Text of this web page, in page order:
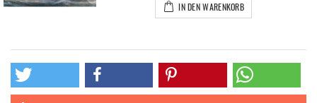
IN DEN WARENKORB